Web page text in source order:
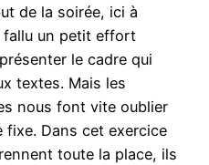
de la soirée, ici à
fallu un petit effort
le cadre qui
textes. Mais les
nous font vite oublier
fixe. Dans cet exercice
toute la place, ils